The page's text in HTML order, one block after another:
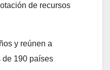
de recursos
y reúnen a
de 190 países